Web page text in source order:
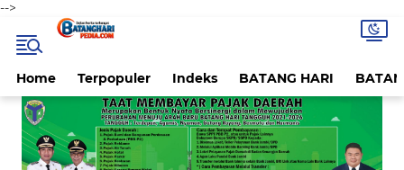
-->
Home Terpopuler Indeks BATANG HARI